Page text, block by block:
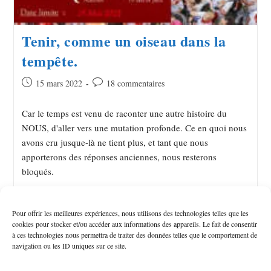
Pour offrir les meilleures expériences, nous utilisons des technologies telles que les
cookies pour stocker et/ou accéder aux informations des appareils. Le fait de consentir
à ces technologies nous permettra de traiter des données telles que le comportement de
navigation ou les ID uniques sur ce site.
Tenir, comme un oiseau dans la
tempête.
15 mars 2022 18 commentaires
Car le temps est venu de raconter une autre histoire du
NOUS, d'aller vers une mutation profonde. Ce en quoi nous
avons cru jusque-là ne tient plus, et tant que nous
apporterons des réponses anciennes, nous resterons
bloqués.